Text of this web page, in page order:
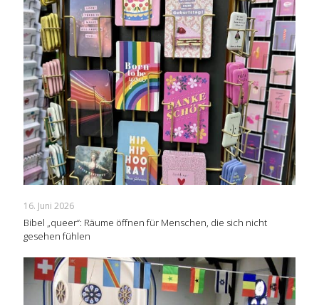
16. Juni 2026
Bibel „queer“: Räume öffnen für Menschen, die sich nicht
gesehen fühlen